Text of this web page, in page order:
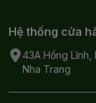
Hệ thống cửa
43A Hồng
Nha Trang